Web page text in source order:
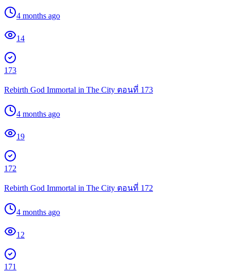
4 months ago
14
173
Rebirth God Immortal in The City ตอนที่ 173
4 months ago
19
172
Rebirth God Immortal in The City ตอนที่ 172
4 months ago
12
171